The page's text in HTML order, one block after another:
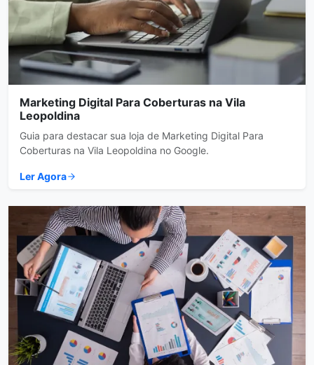
Marketing Digital Para Coberturas na Vila
Leopoldina
Guia para destacar sua loja de Marketing Digital Para
Coberturas na Vila Leopoldina no Google.
Ler Agora